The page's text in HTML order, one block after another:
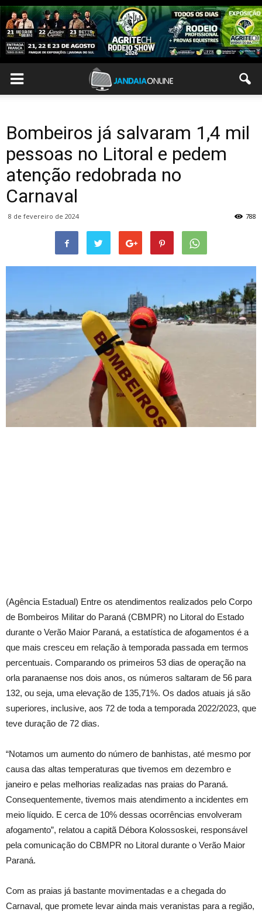
Bombeiros já salvaram 1,4 mil
pessoas no Litoral e pedem
atenção redobrada no
Carnaval
8 de fevereiro de 2024 788
(Agência Estadual) Entre os atendimentos realizados pelo Corpo
de Bombeiros Militar do Paraná (CBMPR) no Litoral do Estado
durante o Verão Maior Paraná, a estatística de afogamentos é a
que mais cresceu em relação à temporada passada em termos
percentuais. Comparando os primeiros 53 dias de operação na
orla paranaense nos dois anos, os números saltaram de 56 para
132, ou seja, uma elevação de 135,71%. Os dados atuais já são
superiores, inclusive, aos 72 de toda a temporada 2022/2023, que
teve duração de 72 dias.
“Notamos um aumento do número de banhistas, até mesmo por
causa das altas temperaturas que tivemos em dezembro e
janeiro e pelas melhorias realizadas nas praias do Paraná.
Consequentemente, tivemos mais atendimento a incidentes em
meio líquido. E cerca de 10% dessas ocorrências envolveram
afogamento”, relatou a capitã Débora Kolossoskei, responsável
pela comunicação do CBMPR no Litoral durante o Verão Maior
Paraná.
Com as praias já bastante movimentadas e a chegada do
Carnaval, que promete levar ainda mais veranistas para a região,